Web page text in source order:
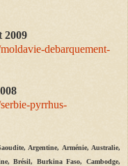
2009
debarquement-
pyrrhus-
Argentine, Arménie, Australie,
Brésil, Burkina Faso, Cambodge,